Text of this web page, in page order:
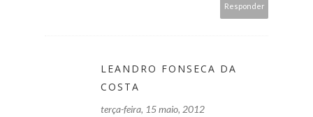
Responder
LEANDRO FONSECA DA
COSTA
terça-feira, 15 maio, 2012